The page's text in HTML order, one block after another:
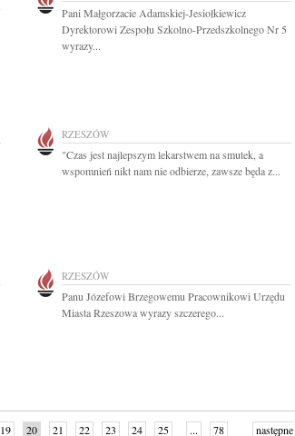
Pani Małgorzacie Adamskiej-Jesiołkiewicz
Dyrektorowi Zespołu Szkolno-Przedszkolnego Nr 5
wyrazy...
RZESZÓW
"Czas jest najlepszym lekarstwem na smutek, a
wspomnień nikt nam nie odbierze, zawsze będa z...
RZESZÓW
Panu Józefowi Brzegowemu Pracownikowi Urzędu
Miasta Rzeszowa wyrazy szczerego...
19 20 21 22 23 24 25 ... 78 następne